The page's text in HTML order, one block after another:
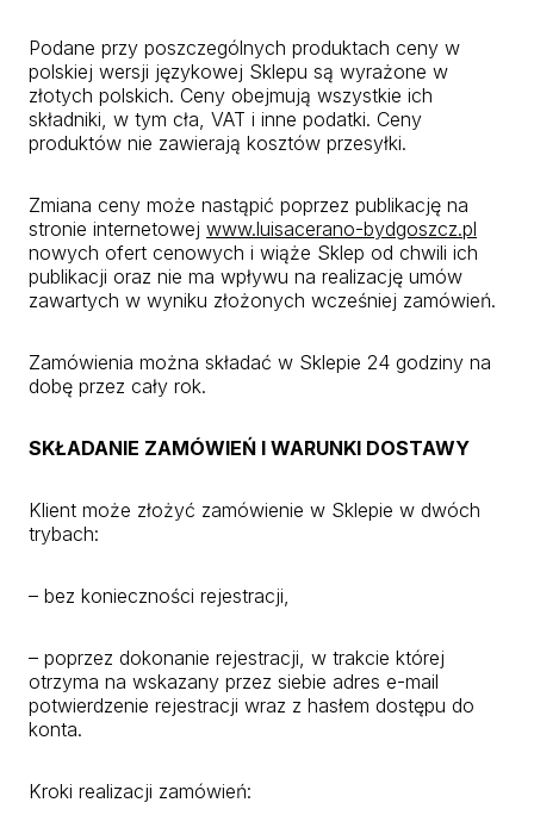
Podane przy poszczególnych produktach ceny w
polskiej wersji językowej Sklepu są wyrażone w
złotych polskich. Ceny obejmują wszystkie ich
składniki, w tym cła, VAT i inne podatki. Ceny
produktów nie zawierają kosztów przesyłki.
Zmiana ceny może nastąpić poprzez publikację na
stronie internetowej www.luisacerano-bydgoszcz.pl
nowych ofert cenowych i wiąże Sklep od chwili ich
publikacji oraz nie ma wpływu na realizację umów
zawartych w wyniku złożonych wcześniej zamówień.
Zamówienia można składać w Sklepie 24 godziny na
dobę przez cały rok.
SKŁADANIE ZAMÓWIEŃ I WARUNKI DOSTAWY
Klient może złożyć zamówienie w Sklepie w dwóch
trybach:
– bez konieczności rejestracji,
– poprzez dokonanie rejestracji, w trakcie której
otrzyma na wskazany przez siebie adres e-mail
potwierdzenie rejestracji wraz z hasłem dostępu do
konta.
Kroki realizacji zamówień: